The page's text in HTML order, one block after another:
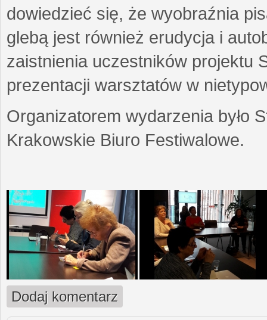
dowiedzieć się, że wyobraźnia
glebą jest również erudycja i
zaistnienia uczestników projektu
prezentacji warsztatów w
Organizatorem wydarzenia było
Krakowskie Biuro Festiwalowe.
Dodaj komentarz